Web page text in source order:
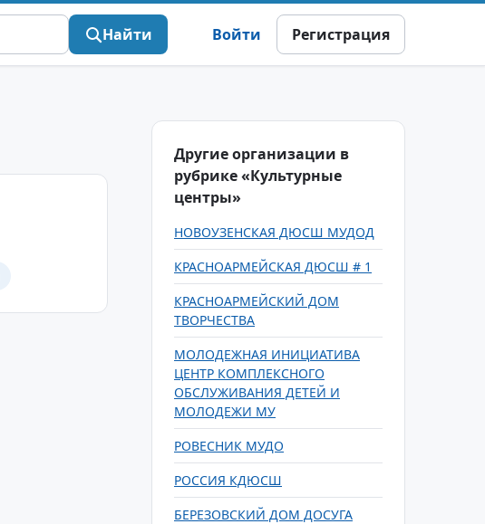
Найти Войти Регистрация
Другие организации в
рубрике «Культурные
центры»
НОВОУЗЕНСКАЯ ДЮСШ МУДОД
КРАСНОАРМЕЙСКАЯ ДЮСШ # 1
КРАСНОАРМЕЙСКИЙ ДОМ
ТВОРЧЕСТВА
МОЛОДЕЖНАЯ ИНИЦИАТИВА
ЦЕНТР КОМПЛЕКСНОГО
ОБСЛУЖИВАНИЯ ДЕТЕЙ И
МОЛОДЕЖИ МУ
РОВЕСНИК МУДО
РОССИЯ КДЮСШ
БЕРЕЗОВСКИЙ ДОМ ДОСУГА